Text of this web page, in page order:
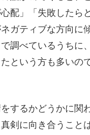
配」「失敗したら
ガティブな方向に
調べているうちに
という方も多いの
するかどうかに関
剣に向き合うこと